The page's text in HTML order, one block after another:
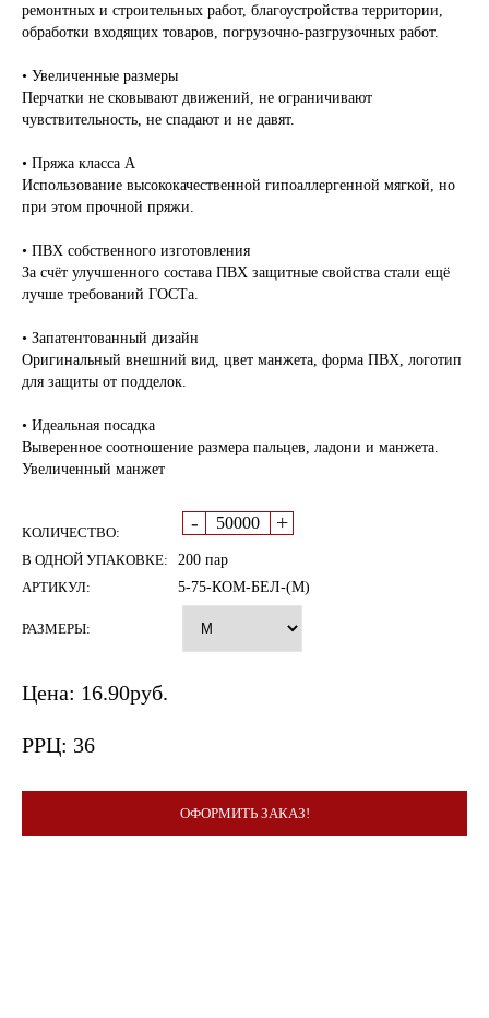
ремонтных и строительных работ, благоустройства территории,
обработки входящих товаров, погрузочно-разгрузочных работ.
• Увеличенные размеры
Перчатки не сковывают движений, не ограничивают
чувствительность, не спадают и не давят.
• Пряжа класса А
Использование высококачественной гипоаллергенной мягкой, но
при этом прочной пряжи.
• ПВХ собственного изготовления
За счёт улучшенного состава ПВХ защитные свойства стали ещё
лучше требований ГОСТа.
• Запатентованный дизайн
Оригинальный внешний вид, цвет манжета, форма ПВХ, логотип
для защиты от подделок.
• Идеальная посадка
Выверенное соотношение размера пальцев, ладони и манжета.
Увеличенный манжет
КОЛИЧЕСТВО: - +
В ОДНОЙ УПАКОВКЕ:
200 пар
АРТИКУЛ:
5-75-КОМ-БЕЛ-(М)
РАЗМЕРЫ:
Цена: 16.90руб.
РРЦ: 36
ОФОРМИТЬ ЗАКАЗ!